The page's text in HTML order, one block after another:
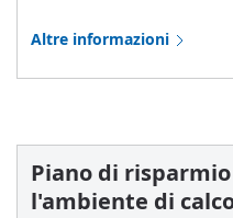
Altre informazioni
Piano di
l'ambiente di